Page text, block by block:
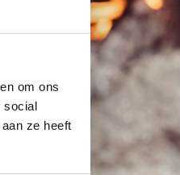
om ons
social
ze heeft